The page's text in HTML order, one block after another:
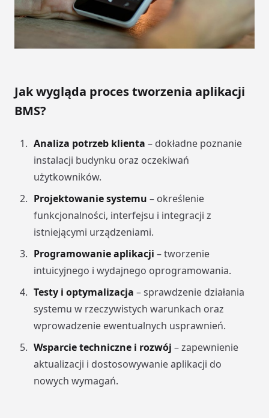
Jak wygląda proces tworzenia aplikacji
BMS?
Analiza potrzeb klienta – dokładne poznanie
instalacji budynku oraz oczekiwań
użytkowników.
Projektowanie systemu – określenie
funkcjonalności, interfejsu i integracji z
istniejącymi urządzeniami.
Programowanie aplikacji – tworzenie
intuicyjnego i wydajnego oprogramowania.
Testy i optymalizacja – sprawdzenie działania
systemu w rzeczywistych warunkach oraz
wprowadzenie ewentualnych usprawnień.
Wsparcie techniczne i rozwój – zapewnienie
aktualizacji i dostosowywanie aplikacji do
nowych wymagań.